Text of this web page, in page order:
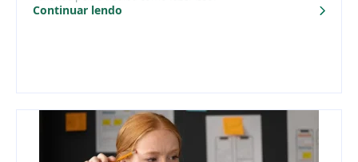
Continuar lendo